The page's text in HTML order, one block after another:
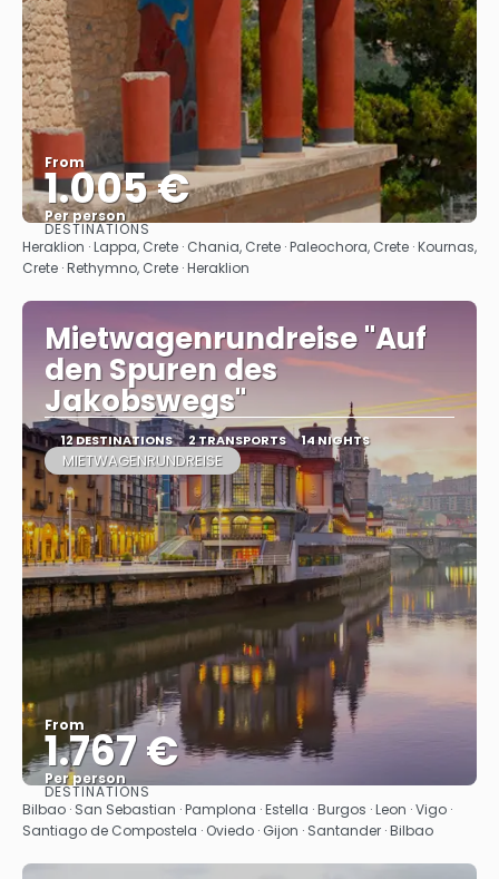
From
1.005 €
Per person
See
DESTINATIONS
Heraklion · Lappa, Crete · Chania, Crete · Paleochora, Crete · Kournas,
Crete · Rethymno, Crete · Heraklion
Mietwagenrundreise "Auf
den Spuren des
Jakobswegs"
12 DESTINATIONS 2 TRANSPORTS 14 NIGHTS
MIETWAGENRUNDREISE
From
1.767 €
Per person
See
DESTINATIONS
Bilbao · San Sebastian · Pamplona · Estella · Burgos · Leon · Vigo ·
Santiago de Compostela · Oviedo · Gijon · Santander · Bilbao